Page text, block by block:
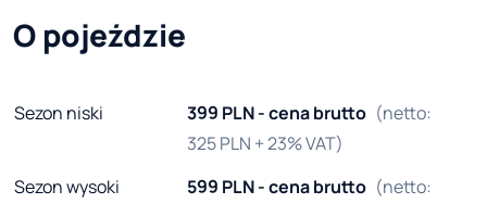
O pojeździe
Sezon niski 399 PLN - cena brutto (netto:
325 PLN + 23% VAT)
Sezon wysoki
599 PLN - cena brutto (netto: